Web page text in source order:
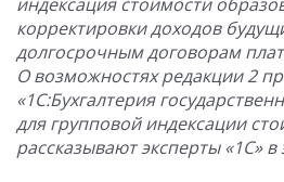
корректировки доходов
долгосрочным договорам
О возможностях редакции 2
«1С:Бухгалтерия
для групповой индексации
рассказывают эксперты «1С» в